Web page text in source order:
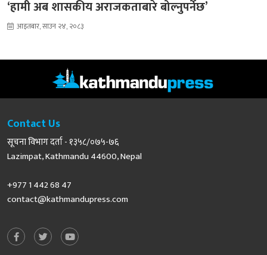
‘हामी अब शासकीय अराजकताबारे बोल्नुपर्नेछ’
आइतबार, साउन २४, २०८३
Contact Us
सूचना विभाग दर्ता - १३५८/०७५-७६
Lazimpat, Kathmandu 44600, Nepal
+977 1 442 68 47
contact@kathmandupress.com